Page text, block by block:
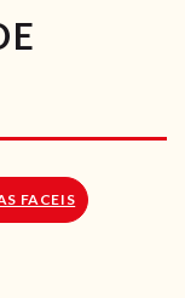
FACEIS